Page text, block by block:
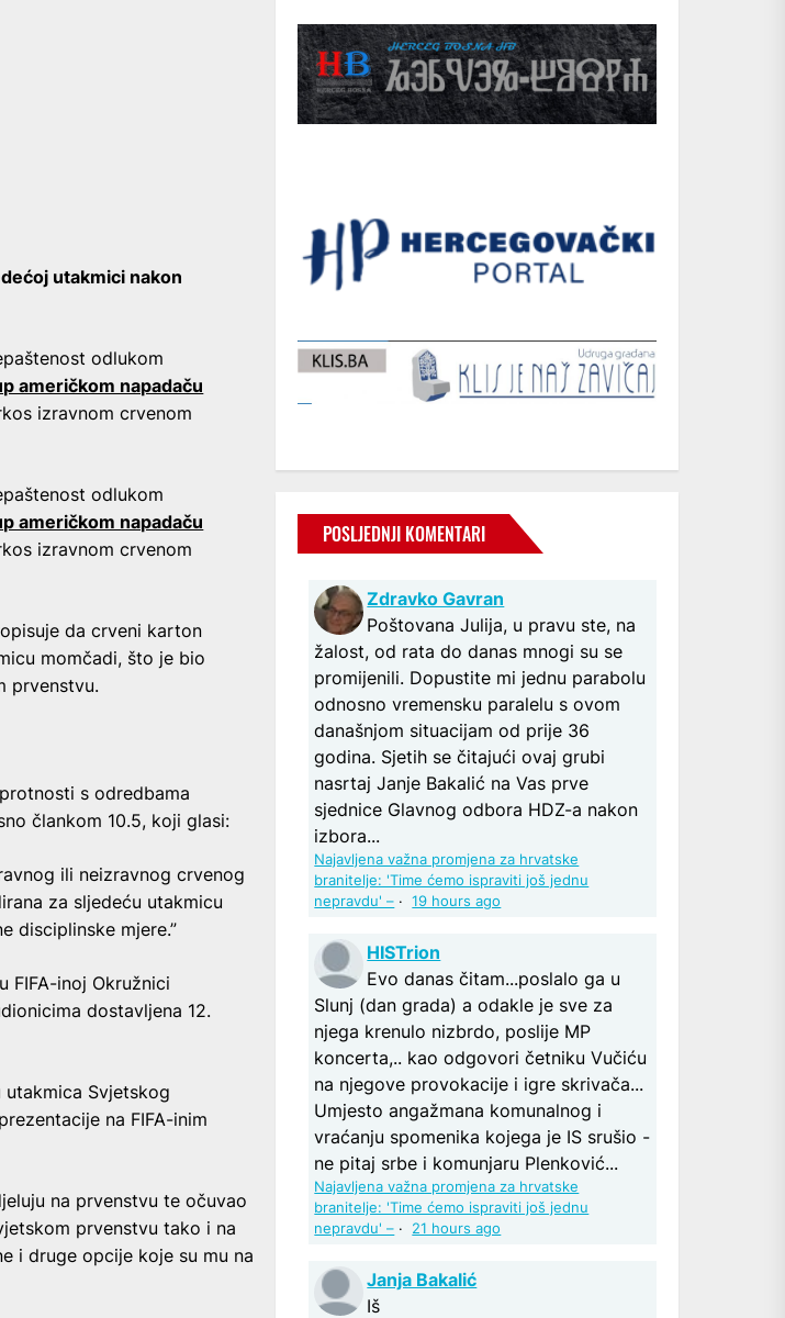
utakmici nakon
odlukom
američkom napadaču
izravnom crvenom
odlukom
američkom napadaču
izravnom crvenom
da crveni karton
momčadi, što je bio
prvenstvu.
s odredbama
člankom 10.5, koji glasi:
ili neizravnog crvenog
za sljedeću utakmicu
disciplinske mjere.”
FIFA-inoj Okružnici
dostavljena 12.
Svjetskog
na FIFA-inim
na prvenstvu te očuvao
prvenstvu tako i na
i druge opcije koje su mu na
POSLJEDNJI KOMENTARI
Zdravko Gavran
Poštovana Julija, u pravu ste, na
žalost, od rata do danas mnogi su se
promijenili. Dopustite mi jednu parabolu
odnosno vremensku paralelu s ovom
današnjom situacijam od prije 36
godina. Sjetih se čitajući ovaj grubi
nasrtaj Janje Bakalić na Vas prve
sjednice Glavnog odbora HDZ-a nakon
izbora...
Najavljena važna promjena za hrvatske
branitelje: 'Time ćemo ispraviti još jednu
nepravdu' – ·19 hours ago
HISTrion
Evo danas čitam...poslalo ga u
Slunj (dan grada) a odakle je sve za
njega krenulo nizbrdo, poslije MP
koncerta,.. kao odgovori četniku Vučiću
na njegove provokacije i igre skrivača...
Umjesto angažmana komunalnog i
vraćanju spomenika kojega je IS srušio -
ne pitaj srbe i komunjaru Plenković...
Najavljena važna promjena za hrvatske
branitelje: 'Time ćemo ispraviti još jednu
nepravdu' – · 21 hours ago
Janja Bakalić
Iš